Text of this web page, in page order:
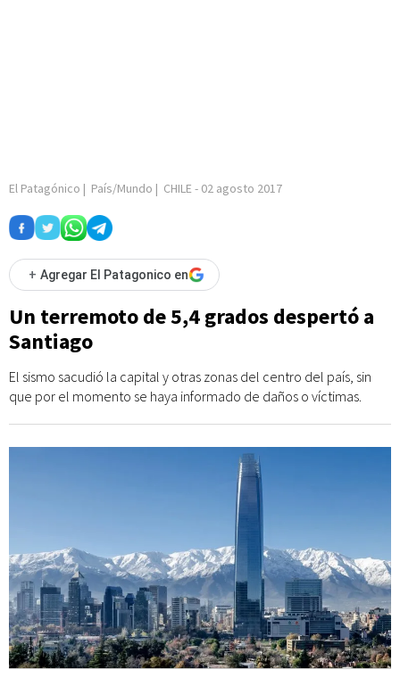
El Patagónico | País/Mundo | CHILE- 02 agosto 2017
+ Agregar El Patagonico en
Un terremoto de 5,4 grados despertó a
Santiago
El sismo sacudió la capital y otras zonas del centro del país, sin
que por el momento se haya informado de daños o víctimas.